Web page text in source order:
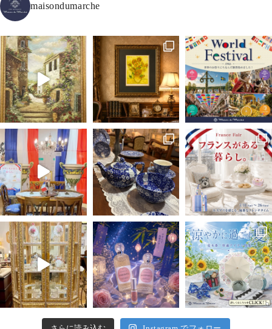
maisondumarche